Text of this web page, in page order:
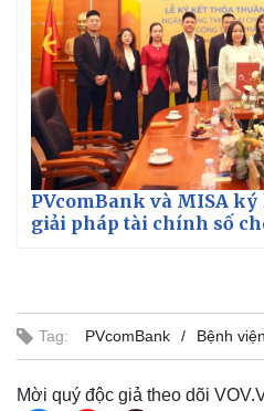
PVcomBank và MISA
giải pháp tài chính số
Tag: PVcomBank Bệnh
Mời quý độc giả theo dõi